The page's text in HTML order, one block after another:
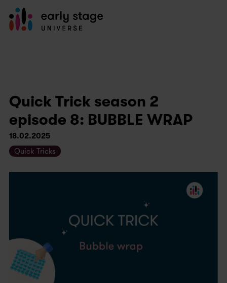
Quick Trick season 2
episode 8: BUBBLE WRAP
18.02.2025
Quick Tricks